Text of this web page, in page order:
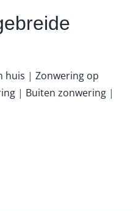
huis | Zonwering op
| Buiten zonwering|